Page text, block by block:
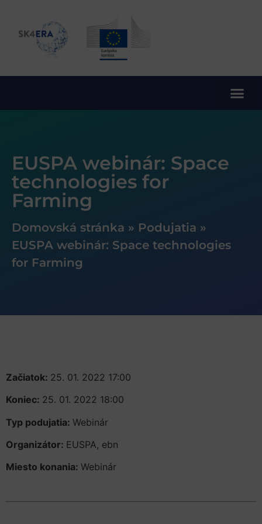
EUSPA webinár: Space
technologies for
Farming
Domovská stránka » Podujatia »
EUSPA webinár: Space technologies
for Farming
Začiatok: 25. 01. 2022 17:00
Koniec: 25. 01. 2022 18:00
Typ podujatia: Webinár
Organizátor: EUSPA, ebn
Miesto konania: Webinár